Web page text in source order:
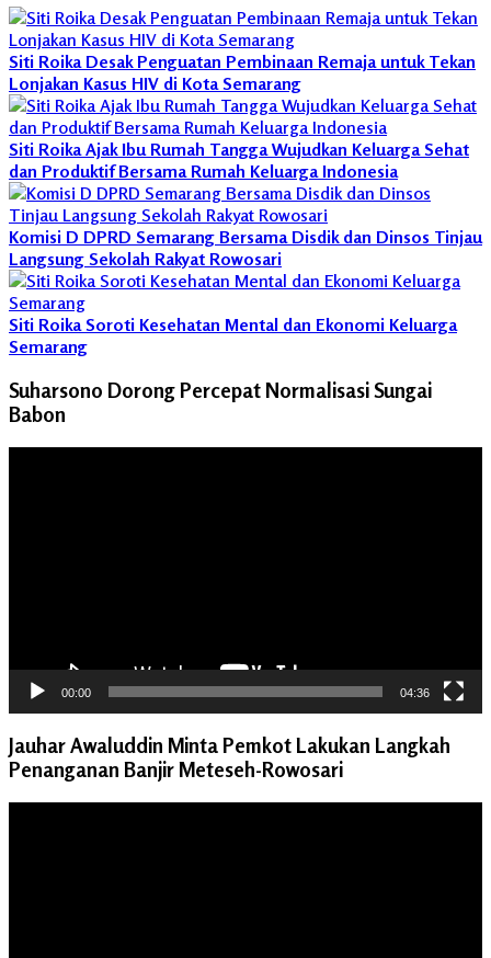
Siti Roika Desak Penguatan Pembinaan Remaja untuk Tekan
Lonjakan Kasus HIV di Kota Semarang
Siti Roika Ajak Ibu Rumah Tangga Wujudkan Keluarga Sehat
dan Produktif Bersama Rumah Keluarga Indonesia
Komisi D DPRD Semarang Bersama Disdik dan Dinsos Tinjau
Langsung Sekolah Rakyat Rowosari
Siti Roika Soroti Kesehatan Mental dan Ekonomi Keluarga
Semarang
Suharsono Dorong Percepat Normalisasi Sungai
Babon
00:00 04:36
Jauhar Awaluddin Minta Pemkot Lakukan Langkah
Penanganan Banjir Meteseh-Rowosari